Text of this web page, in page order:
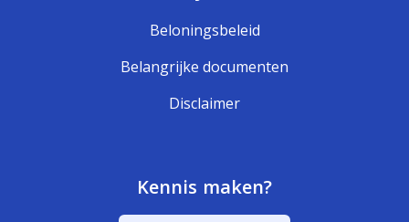
Beloningsbeleid
Belangrijke documenten
Disclaimer
Kennis maken?